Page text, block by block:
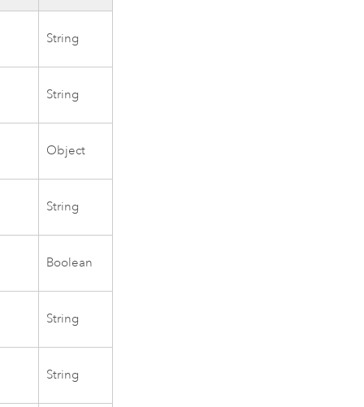
String
String
Object
String
Boolean
String
String